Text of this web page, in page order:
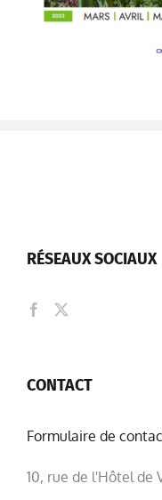
RÉSEAUX SOCIAUX
CONTACT
Formulaire de
10, rue de l'Hôtel de